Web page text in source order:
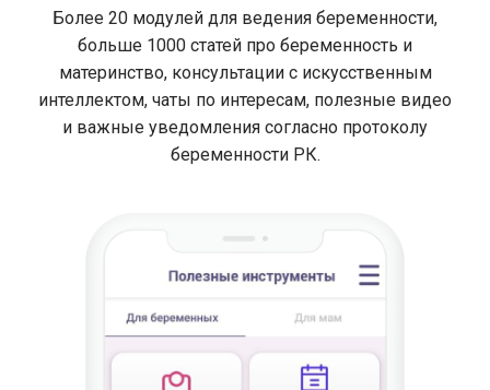
Более 20 модулей для ведения беременности,
больше 1000 статей про беременность и
материнство, консультации с искусственным
интеллектом, чаты по интересам, полезные видео
и важные уведомления согласно протоколу
беременности РК.